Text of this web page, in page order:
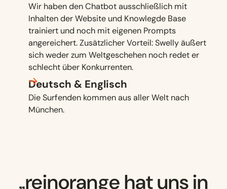
Wir haben den Chatbot ausschließlich mit
Inhalten der Website und Knowlegde Base
trainiert und noch mit eigenen Prompts
angereichert. Zusätzlicher Vorteil: Swelly äußert
sich weder zum Weltgeschehen noch redet er
schlecht über Konkurrenten.
Deutsch & Englisch
Die Surfenden kommen aus aller Welt nach
München.
reinorange hat uns in